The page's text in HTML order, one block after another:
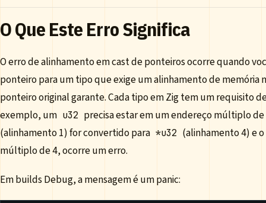
O Que Este Erro Significa
O erro de alinhamento em cast de ponteiros ocorre quando
ponteiro para um tipo que exige um alinhamento de memória
ponteiro original garante. Cada tipo em Zig tem um requisito
exemplo, um u32 precisa estar em um endereço múltiplo
(alinhamento 1) for convertido para *u32 (alinhamento 4) e
múltiplo de 4, ocorre um erro.
Em builds Debug, a mensagem é um panic: